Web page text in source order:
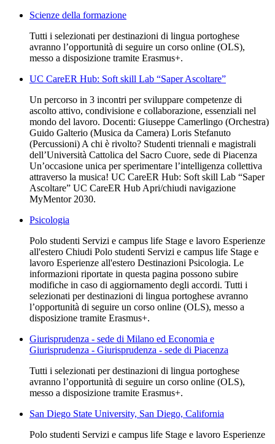
Scienze della formazione
Tutti i selezionati per destinazioni di lingua portoghese
avranno l’opportunità di seguire un corso online (OLS),
messo a disposizione tramite Erasmus+.
UC CareER Hub: Soft skill Lab “Saper Ascoltare”
Un percorso in 3 incontri per sviluppare competenze di
ascolto attivo, condivisione e collaborazione, essenziali nel
mondo del lavoro. Docenti: Giuseppe Camerlingo (Orchestra)
Guido Galterio (Musica da Camera) Loris Stefanuto
(Percussioni) A chi è rivolto? Studenti triennali e magistrali
dell’Università Cattolica del Sacro Cuore, sede di Piacenza
Un’occasione unica per sperimentare l’intelligenza collettiva
attraverso la musica! UC CareER Hub: Soft skill Lab “Saper
Ascoltare” UC CareER Hub Apri/chiudi navigazione
MyMentor 2030.
Psicologia
Polo studenti Servizi e campus life Stage e lavoro Esperienze
all'estero Chiudi Polo studenti Servizi e campus life Stage e
lavoro Esperienze all'estero Destinazioni Psicologia. Le
informazioni riportate in questa pagina possono subire
modifiche in caso di aggiornamento degli accordi. Tutti i
selezionati per destinazioni di lingua portoghese avranno
l’opportunità di seguire un corso online (OLS), messo a
disposizione tramite Erasmus+.
Giurisprudenza - sede di Milano ed Economia e
Giurisprudenza - Giurisprudenza - sede di Piacenza
Tutti i selezionati per destinazioni di lingua portoghese
avranno l’opportunità di seguire un corso online (OLS),
messo a disposizione tramite Erasmus+.
San Diego State University, San Diego, California
Polo studenti Servizi e campus life Stage e lavoro Esperienze